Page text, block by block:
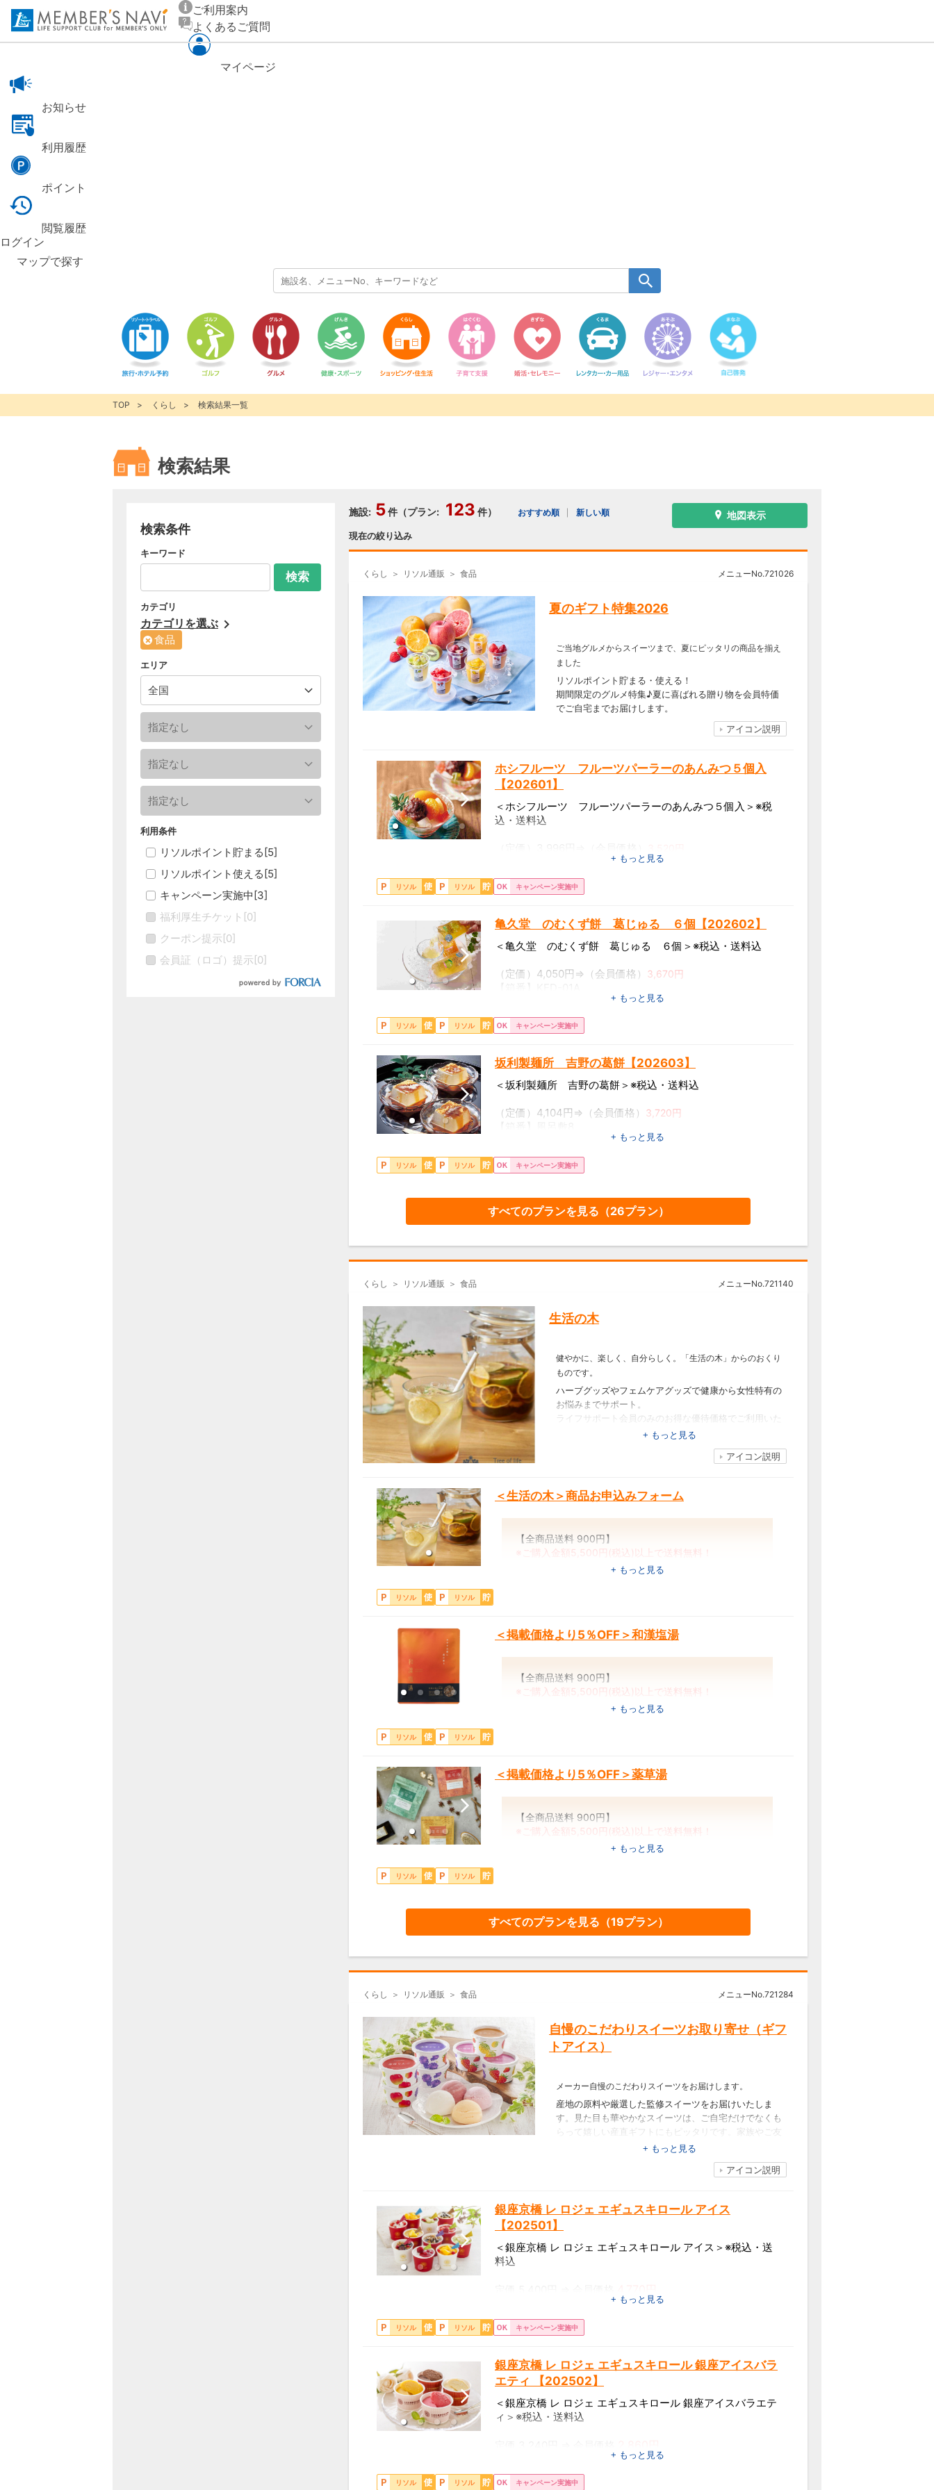
ご利用案内
よくあるご質問
マイページ
お知らせ
利用履歴
ポイント
閲覧履歴
ログイン
マップで探す
TOP くらし 検索結果一覧
検索結果
検索条件
キーワード
検索
カテゴリ
カテゴリを選ぶ
食品
エリア
利用条件
リソルポイント貯まる[5]
リソルポイント使える[5]
キャンペーン実施中[3]
福利厚生チケット [0]
クーポン提示[0]
会員証（ロゴ）提示[0]
地図表示
現在の絞り込み
施設: 5件（プラン: 123 件） おすすめ順 新しい順
くらし リソル通販 食品 メニューNo.721026
夏のギフト特集2026
ご当地グルメからスイーツまで、夏にピッタリの商品を揃え
ました
リソルポイント貯まる・使える！
期間限定のグルメ特集♪夏に喜ばれる贈り物を会員特価
でご自宅までお届けします。
アイコン説明
ホシフルーツ フルーツパーラーのあんみつ５個入
【202601】
＜ホシフルーツ フルーツパーラーのあんみつ５個入＞※税
込・送料込
【内容】5個
【賞味期間】常温90日
+ もっと見る
リソル リソル キャンペーン実施中
亀久堂 のむくず餅 葛じゅる ６個【202602】
＜亀久堂 のむくず餅 葛じゅる ６個＞※税込・送料込
（定価）4,050円⇒（会員価格） 3,670円
【内容】シャインマスカット・ジャバラ・富有柿×各2個
【賞味期間】常温120日
+ もっと見る
リソル リソル キャンペーン実施中
坂利製麺所 吉野の葛餅【202603】
＜坂利製麺所 吉野の葛餅＞※税込・送料込
（定価）4,104円⇒（会員価格） 3,720円
【内容】葛餅 57g×8個（黒蜜、きな粉 各8袋）
【賞味期間】常温100日
【特定原材料】卵
+ もっと見る
リソル リソル キャンペーン実施中
すべてのプランを見る（26プラン）
くらし リソル通販 食品 メニューNo.721140
生活の木
健やかに、楽しく、自分らしく。「生活の木」からのおくり
ものです。
ハーブグッズやフェムケアグッズで健康から女性特有の
お悩みまでサポート。
ライフサポート会員のみのお得な優待価格でご利用いた
以降、
「自然」「健康」「楽しさ」のある生活を提案・普及し
健康で美しくあるため
Wellness（ウェルネス）＆Well-being（ウェルビーイ
ング）なライフスタイルを提案していきます。
+ もっと見る
アイコン説明
＜生活の木＞商品お申込みフォーム
【全商品送料 900円】
※ご購入金額5,500円(税込)以上で送料無料！
+ もっと見る
リソル リソル
＜掲載価格より5％OFF＞和漢塩湯
【全商品送料 900円】
※ご購入金額5,500円(税込)以上で送料無料！
■和漢塩湯 ブラックソルトと十薬
各 1包：550円 ⇒523円
各 6包：1,980円 ⇒1,881円
+ もっと見る
リソル リソル
＜掲載価格より5％OFF＞薬草湯
【全商品送料 900円】
※ご購入金額5,500円(税込)以上で送料無料！
■薬草湯 温めたい。
商品詳細はこちら(公式サイトにリンク)
+ もっと見る
リソル リソル
すべてのプランを見る（19プラン）
くらし リソル通販 食品 メニューNo.721284
自慢のこだわりスイーツお取り寄せ（ギフ
トアイス）
メーカー自慢のこだわりスイーツをお届けします。
産地の原料や厳選した監修スイーツをお届けいたしま
す。見た目も華やかなスイーツは、ご自宅だけでなくも
らって嬉しい産直ギフトにもピッタリです。家族やご友
人など皆様でお愉しみいただけるバラエティ豊かな商品
+ もっと見る
アイコン説明
銀座京橋 レ ロジェ エギュスキロール アイス
【202501】
＜銀座京橋 レ ロジェ エギュスキロール アイス＞※税込・送
料込
【内容】ダブルベリー･ストロベリー･マンゴーサンデー･マ
ンゴーパフェ･
ジ･チョコバナナ･
洋梨パフェ･洋梨サンデー･キャラメル&クランチ
各105ml×各1個(計11個)
【特定原材料】小麦・卵・乳・アーモンド・オレンジ・大
豆・バナナ
※お送り先や、天候状況によりお届けにお時間を頂く場合が
お届け日のご指定はお受けできません。
+ もっと見る
リソル リソル キャンペーン実施中
銀座京橋 レ ロジェ エギュスキロール 銀座アイスバラ
エティ 【202502】
＜銀座京橋 レ ロジェ エギュスキロール 銀座アイスバラエテ
ィ＞※税込・送料込
【内容】バニラ・チョコ・マンゴー・フランボワーズ各74ml
×各2個(計8個)
+ もっと見る
リソル リソル キャンペーン実施中